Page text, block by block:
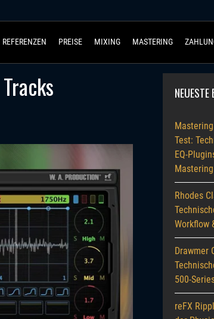
REFERENZEN PREISE MIXING MASTERING
NEUESTE
Test:
EQ-
Mastering
Rhodes
Workflow
Drawmer
500-
reFX